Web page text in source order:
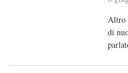
Altro
di